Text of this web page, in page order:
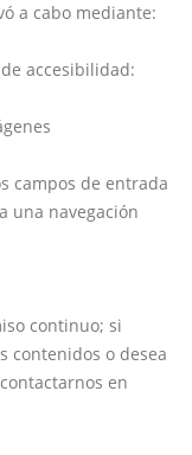
a cabo mediante:
accesibilidad:
campos de entrada
una navegación
continuo; si
contenidos o desea
en